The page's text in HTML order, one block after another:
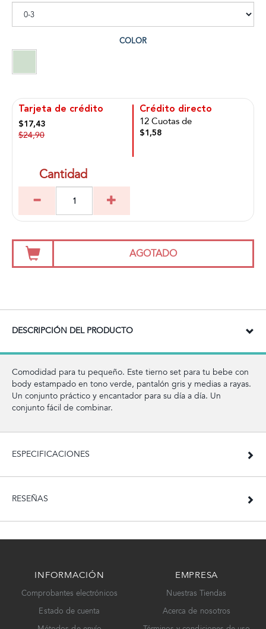
COLOR
Tarjeta de crédito
$17,43
$24,90
Crédito directo
12 Cuotas de
$1,58
Cantidad
AGOTADO
DESCRIPCIÓN DEL PRODUCTO
Comodidad para tu pequeño. Este tierno set para tu bebe con
body estampado en tono verde, pantalón gris y medias a rayas.
Un conjunto práctico y encantador para su día a día. Un
conjunto fácil de combinar.
ESPECIFICACIONES
RESEÑAS
INFORMACIÓN
Comprobantes electrónicos
Estado de cuenta
EMPRESA
Nuestras Tiendas
Acerca de nosotros